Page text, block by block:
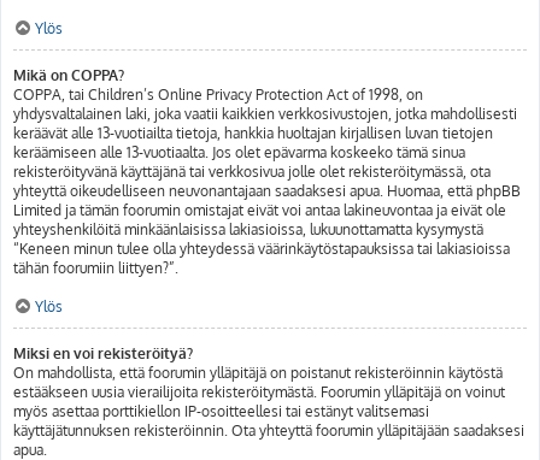
Ylös
Mikä on COPPA?
COPPA, tai Children’s Online Privacy Protection Act of 1998, on
yhdysvaltalainen laki, joka vaatii kaikkien verkkosivustojen, jotka mahdollisesti
keräävät alle 13-vuotiailta tietoja, hankkia huoltajan kirjallisen luvan tietojen
keräämiseen alle 13-vuotiaalta. Jos olet epävarma koskeeko tämä sinua
rekisteröityvänä käyttäjänä tai verkkosivua jolle olet rekisteröitymässä, ota
yhteyttä oikeudelliseen neuvonantajaan saadaksesi apua. Huomaa, että phpBB
Limited ja tämän foorumin omistajat eivät voi antaa lakineuvontaa ja eivät ole
yhteyshenkilöitä minkäänlaisissa lakiasioissa, lukuunottamatta kysymystä
“Keneen minun tulee olla yhteydessä väärinkäytöstapauksissa tai lakiasioissa
tähän foorumiin liittyen?”.
Ylös
Miksi en voi rekisteröityä?
On mahdollista, että foorumin ylläpitäjä on poistanut rekisteröinnin käytöstä
estääkseen uusia vierailijoita rekisteröitymästä. Foorumin ylläpitäjä on voinut
myös asettaa porttikiellon IP-osoitteellesi tai estänyt valitsemasi
käyttäjätunnuksen rekisteröinnin. Ota yhteyttä foorumin ylläpitäjään saadaksesi
apua.